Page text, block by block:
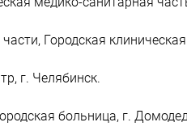
Городская
г. Челябинск.
больница, г.